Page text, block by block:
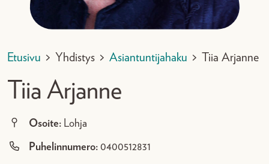
Etusivu > Yhdistys > Asiantuntijahaku > Tiia Arjanne
Tiia Arjanne
Osoite: Lohja
Puhelinnumero: 0400512831